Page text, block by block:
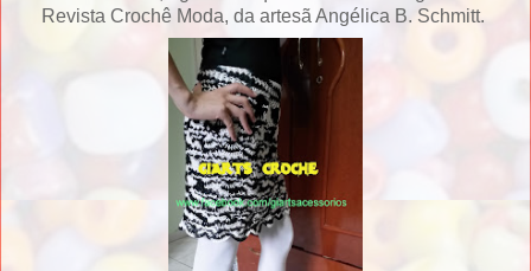
Revista Crochê Moda, da artesã Angélica B. Schmitt.